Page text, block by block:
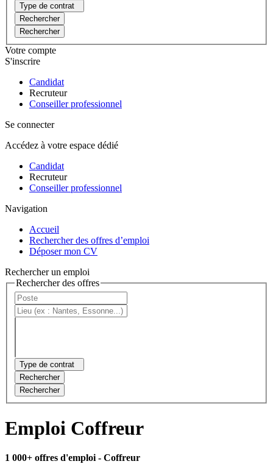
Type de contrat
Rechercher
Rechercher
Votre compte
S'inscrire
Candidat
Recruteur
Conseiller professionnel
Se connecter
Accédez à votre espace dédié
Candidat
Recruteur
Conseiller professionnel
Navigation
Accueil
Rechercher des offres d’emploi
Déposer mon CV
Rechercher un emploi
Rechercher des offres
Type de contrat
Rechercher
Rechercher
Emploi Coffreur
1 000+ offres d'emploi - Coffreur